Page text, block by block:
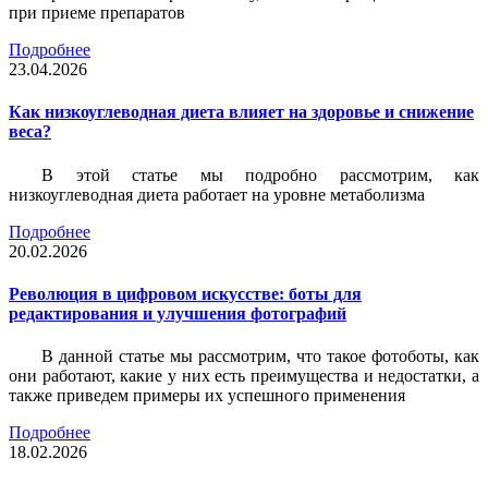
при приеме препаратов
Подробнее
23.04.2026
Как низкоуглеводная диета влияет на здоровье и снижение
веса?
В этой статье мы подробно рассмотрим, как
низкоуглеводная диета работает на уровне метаболизма
Подробнее
20.02.2026
Революция в цифровом искусстве: боты для
редактирования и улучшения фотографий
В данной статье мы рассмотрим, что такое фотоботы, как
они работают, какие у них есть преимущества и недостатки, а
также приведем примеры их успешного применения
Подробнее
18.02.2026